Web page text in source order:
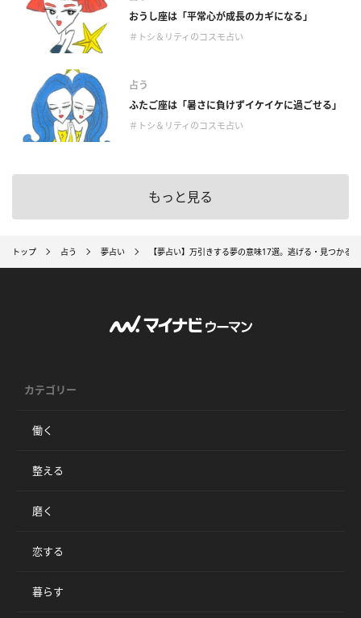
おうし座は「平常心が成長のカギになる」
＃トシ＆リティのコスモ占い
占う
ふたご座は「暑さに負けずイケイケに過ごせる」
＃トシ＆リティのコスモ占い
もっと見る
トップ 占う 夢占い 【夢占い】万引きする夢の意味17選。逃げる・見つかる
カテゴリー
働く
整える
磨く
恋する
暮らす